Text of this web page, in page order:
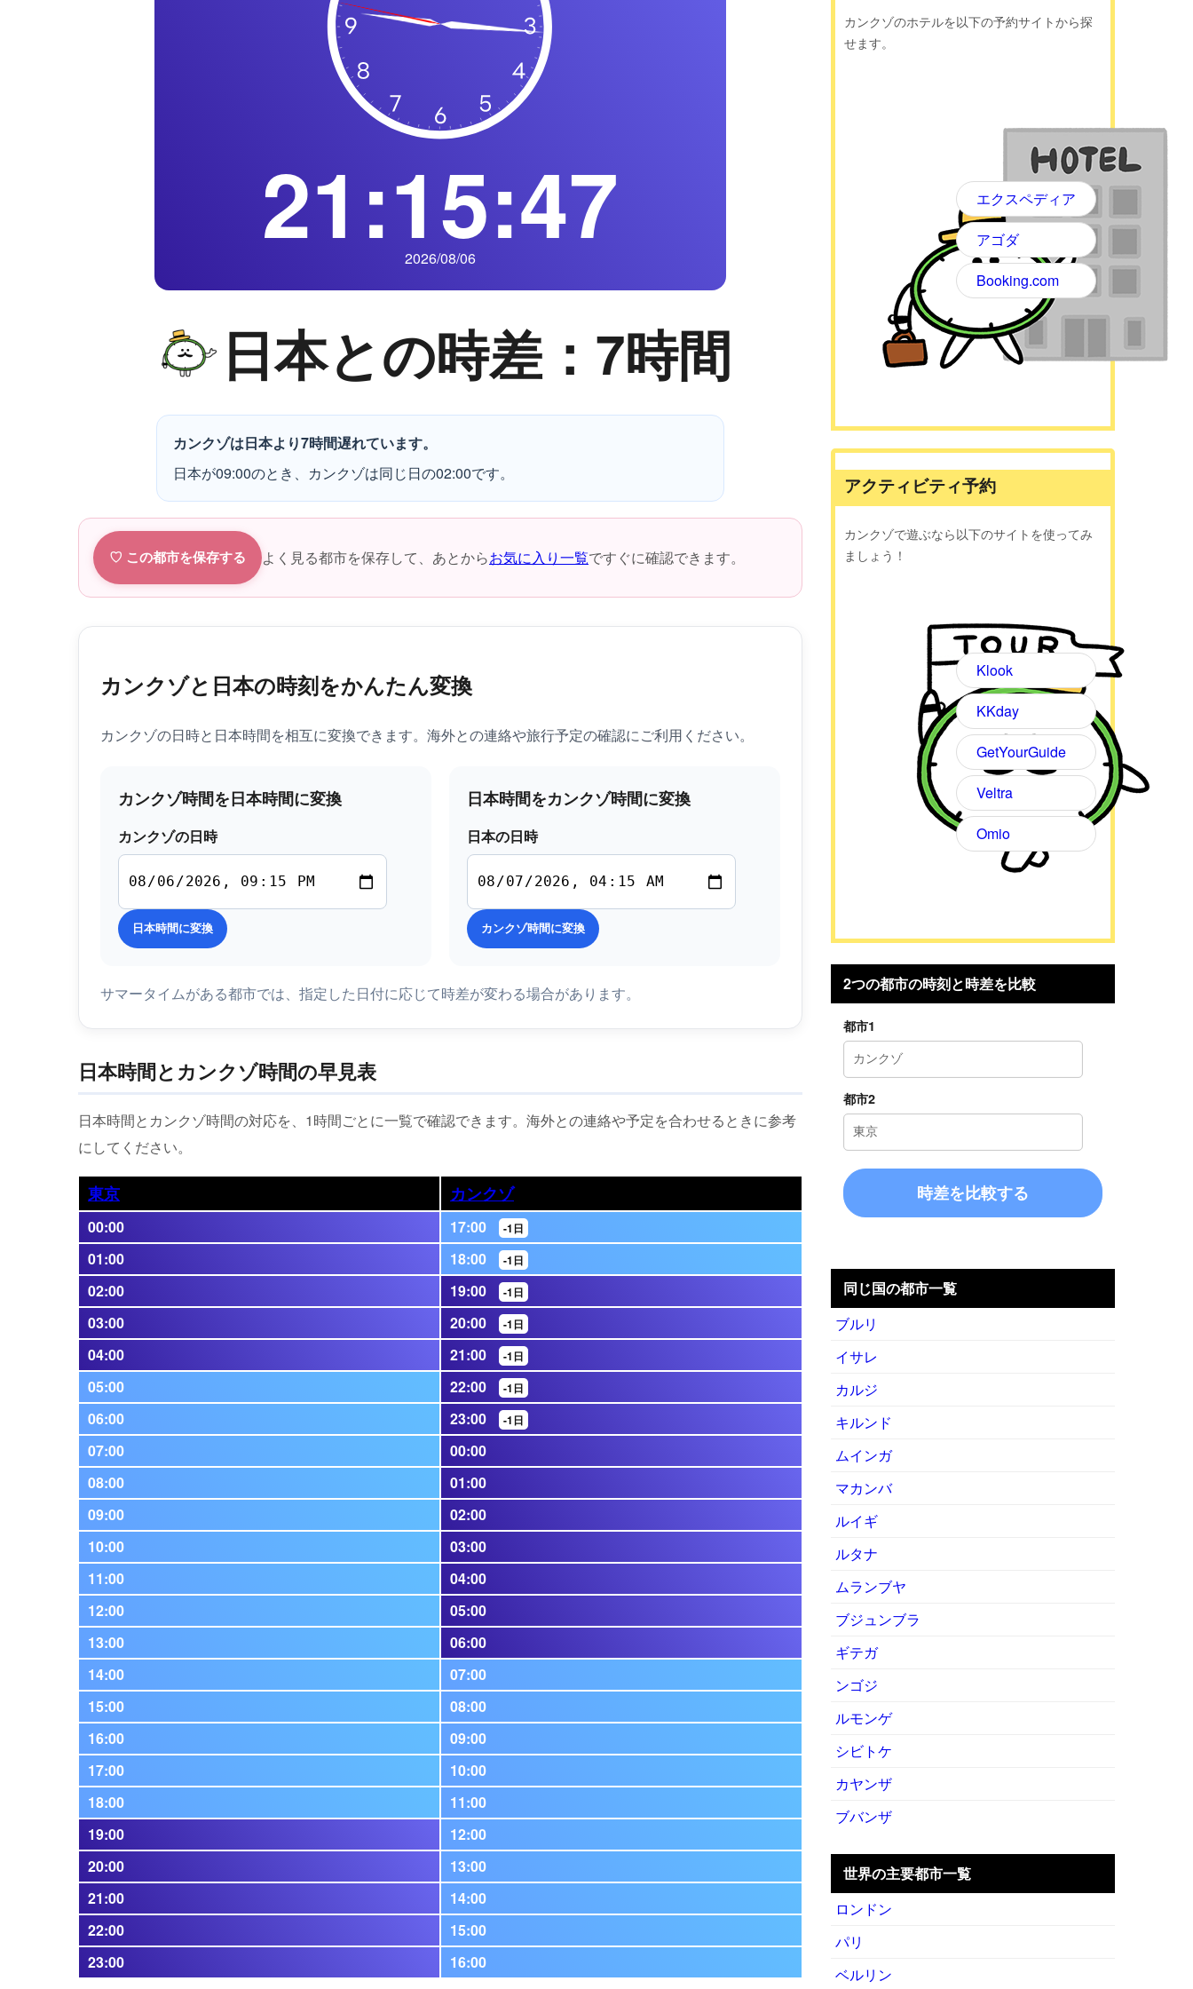
21:15:48
2026/08/06
日本との時差：7時間
カンクゾは日本より7時間遅れています。
日本が09:00のとき、カンクゾは同じ日の02:00です。
♡ この都市を保存する よく見る都市を保存して、あとからお気に入り一覧ですぐに確認できます。
カンクゾと日本の時刻をかんたん変換
カンクゾの日時と日本時間を相互に変換できます。海外との連絡や旅行予定の確認にご利用ください。
カンクゾ時間を日本時間に変換
カンクゾの日時
日本時間に変換
日本時間をカンクゾ時間に変換
日本の日時
カンクゾ時間に変換
サマータイムがある都市では、指定した日付に応じて時差が変わる場合があります。
日本時間とカンクゾ時間の早見表
日本時間とカンクゾ時間の対応を、1時間ごとに一覧で確認できます。海外との連絡や予定を合わせるときに参考
にしてください。
東京 カンクゾ
00:00 17:00 -1日
01:00 18:00 -1日
02:00 19:00 -1日
03:00 20:00 -1日
04:00 21:00 -1日
05:00 22:00 -1日
06:00 23:00 -1日
07:00
00:00
08:00
01:00
09:00
02:00
10:00
03:00
11:00
04:00
12:00
05:00
13:00
06:00
14:00
07:00
15:00
08:00
16:00
09:00
17:00
10:00
18:00
11:00
19:00
12:00
20:00
13:00
21:00
14:00
22:00
15:00
23:00
16:00
カンクゾのホテルを以下の予約サイトから探
せます。
エクスペディア
アゴダ
Booking.com
アクティビティ予約
カンクゾで遊ぶなら以下のサイトを使ってみ
ましょう！
Klook
KKday
GetYourGuide
Veltra
Omio
2つの都市の時刻と時差を比較
都市1
都市2
時差を比較する
同じ国の都市一覧
ブルリ
イサレ
カルジ
キルンド
ムインガ
マカンバ
ルイギ
ルタナ
ムランブヤ
ブジュンブラ
ギテガ
ンゴジ
ルモンゲ
シビトケ
カヤンザ
ブバンザ
世界の主要都市一覧
ロンドン
パリ
ベルリン